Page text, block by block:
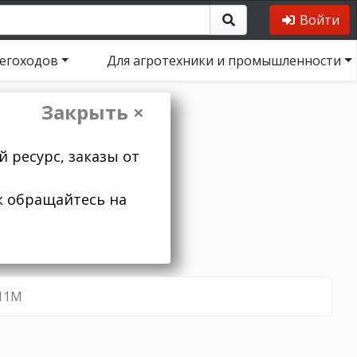
Войти
Для агротехники и промышленности
Закрыть ×
заказы от
обращайтесь на